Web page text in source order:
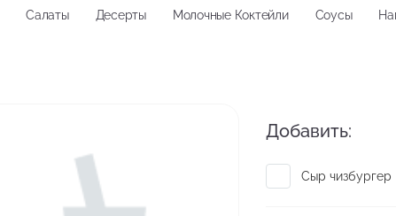
Салаты Десерты Молочные Коктейли Соусы
Добавить:
Сыр чизбургер